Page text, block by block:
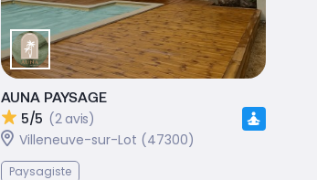
AUNA PAYSAGE
5/5 (2 avis)
Villeneuve-sur-Lot (47300)
Paysagiste